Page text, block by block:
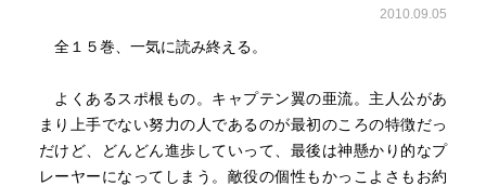
2010.09.05
全１５巻、一気に読み終える。
よくあるスポ根もの。キャプテン翼の亜流。主人公があ
まり上手でない努力の人であるのが最初のころの特徴だっ
だけど、どんどん進歩していって、最後は神懸かり的なプ
レーヤーになってしまう。敵役の個性もかっこよさもお約